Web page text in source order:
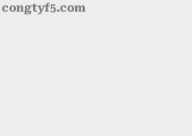
congtyf5.com